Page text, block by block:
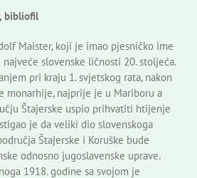
bibliofil
Maister, koji je imao pjesničko ime
najveće slovenske ličnosti 20. stoljeća.
pri kraju 1. svjetskog rata, nakon
monarhije, najprije je u Mariboru a
Štajerske uspio prihvatiti htijenje
je da veliki dio slovenskoga
Štajerske i Koruške bude
odnosno jugoslavenske uprave.
1918. godine sa svojom je